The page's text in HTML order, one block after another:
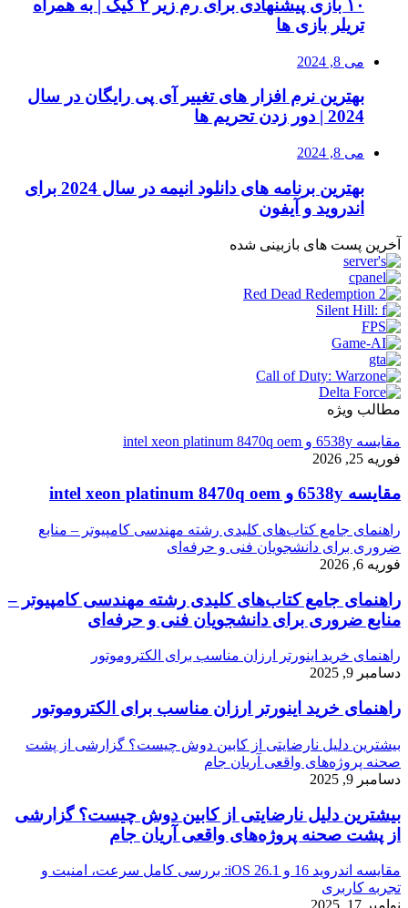
۱۰ بازی پیشنهادی برای رم زیر ۲ گیگ | به همراه
تریلر بازی ها
می 8, 2024
بهترین نرم افزار های تغییر آی پی رایگان در سال
2024 | دور زدن تحریم ها
می 8, 2024
بهترین برنامه های دانلود انیمه در سال 2024 برای
اندروید و آیفون
آخرین پست های بازبینی شده
مطالب ویژه
مقایسه 6538y و intel xeon platinum 8470q oem
فوریه 25, 2026
مقایسه 6538y و intel xeon platinum 8470q oem
راهنمای جامع کتاب‌های کلیدی رشته مهندسی کامپیوتر – منابع
ضروری برای دانشجویان فنی و حرفه‌ای
فوریه 6, 2026
راهنمای جامع کتاب‌های کلیدی رشته مهندسی کامپیوتر –
منابع ضروری برای دانشجویان فنی و حرفه‌ای
راهنمای خرید اینورتر ارزان مناسب برای الکتروموتور
دسامبر 9, 2025
راهنمای خرید اینورتر ارزان مناسب برای الکتروموتور
بیشترین دلیل نارضایتی از کابین دوش چیست؟ گزارشی از پشت
صحنه پروژه‌های واقعی آریان جام
دسامبر 9, 2025
بیشترین دلیل نارضایتی از کابین دوش چیست؟ گزارشی
از پشت صحنه پروژه‌های واقعی آریان جام
مقایسه اندروید 16 و iOS 26.1: بررسی کامل سرعت، امنیت و
تجربه کاربری